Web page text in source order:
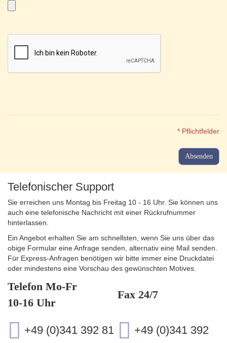
* Pflichtfelder
Absenden
Telefonischer Support
Sie erreichen uns Montag bis Freitag 10 - 16 Uhr. Sie können uns
auch eine telefonische Nachricht mit einer Rückrufnummer
hinterlassen.
Ein Angebot erhalten Sie am schnellsten, wenn Sie uns über das
obige Formular eine Anfrage senden, alternativ eine Mail senden.
Für Express-Anfragen benötigen wir bitte immer eine Druckdatei
oder mindestens eine Vorschau des gewünschten Motives.
Telefon Mo-Fr
10-16 Uhr
Fax 24/7
+49 (0)341 392 81
+49 (0)341 392